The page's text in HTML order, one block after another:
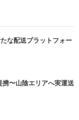
な配送プラットフォー
〜山陰エリアへ実運送